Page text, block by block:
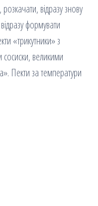
відразу знову
формувати
«трикутники» з
великими
Пекти за температури